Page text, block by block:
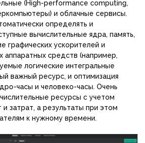
(High-performance computing,
и облачные сервисы.
определять и
вычислительные ядра, память,
графических ускорителей и
аппаратных средств (например,
логические интегральные
важный ресурс, и оптимизация
часы и человеко-часы. Очень
ресурсы с учетом
затрат, а результаты при этом
к нужному времени.